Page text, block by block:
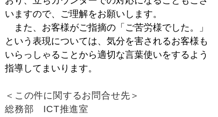
いますので、ご理解をお願いします。
また、お客様がご指摘の「ご苦労様でした。」
という表現については、気分を害されるお客様も
いらっしゃることから適切な言葉使いをするよう
指導してまいります。
＜この件に関するお問合せ先＞
総務部 ICT推進室